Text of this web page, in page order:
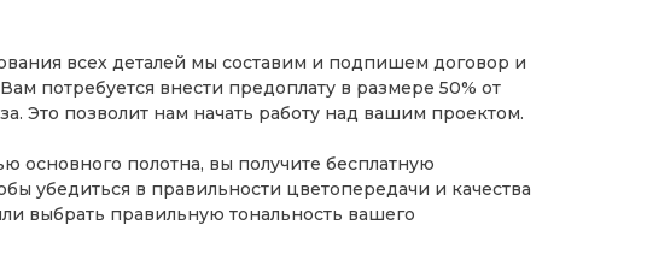
всех деталей мы составим и подпишем договор и
потребуется внести предоплату в размере 50% от
Это позволит нам начать работу над вашим проектом.
основного полотна, вы получите бесплатную
убедиться в правильности цветопередачи и качества
выбрать правильную тональность вашего